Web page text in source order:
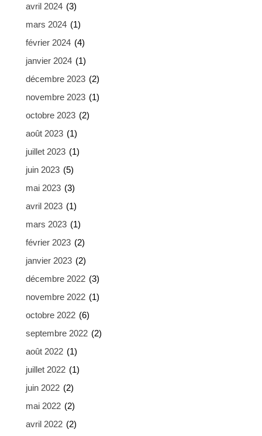
avril 2024 (3)
mars 2024 (1)
février 2024 (4)
janvier 2024 (1)
décembre 2023 (2)
novembre 2023 (1)
octobre 2023 (2)
août 2023 (1)
juillet 2023 (1)
juin 2023 (5)
mai 2023 (3)
avril 2023 (1)
mars 2023 (1)
février 2023 (2)
janvier 2023 (2)
décembre 2022 (3)
novembre 2022 (1)
octobre 2022 (6)
septembre 2022 (2)
août 2022 (1)
juillet 2022 (1)
juin 2022 (2)
mai 2022 (2)
avril 2022 (2)